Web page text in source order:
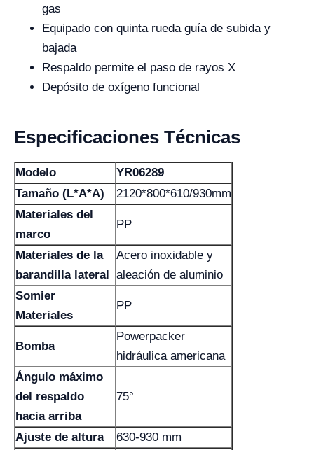
gas
Equipado con quinta rueda guía de subida y
bajada
Respaldo permite el paso de rayos X
Depósito de oxígeno funcional
Especificaciones Técnicas
Modelo
YR06289
Tamaño (L*A*A)
2120*800*610/930mm
Materiales del
marco
PP
Materiales de la
barandilla lateral
Acero inoxidable y
aleación de aluminio
Somier
Materiales
PP
Bomba
Powerpacker
hidráulica americana
Ángulo máximo
del respaldo
hacia arriba
75°
Ajuste de altura
630-930 mm